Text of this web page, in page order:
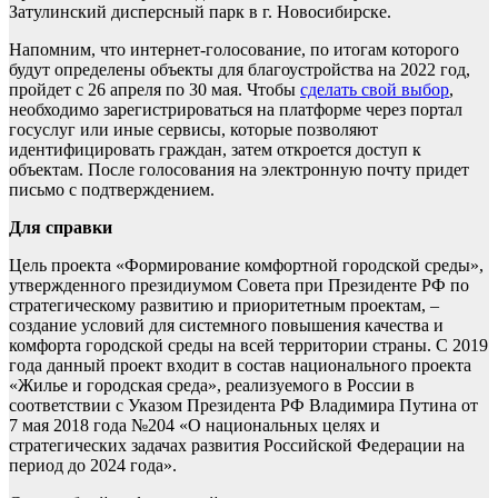
Затулинский дисперсный парк в г. Новосибирске.
Напомним, что интернет-голосование, по итогам которого
будут определены объекты для благоустройства на 2022 год,
пройдет с 26 апреля по 30 мая. Чтобы сделать свой выбор,
необходимо зарегистрироваться на платформе через портал
госуслуг или иные сервисы, которые позволяют
идентифицировать граждан, затем откроется доступ к
объектам. После голосования на электронную почту придет
письмо с подтверждением.
Для справки
Цель проекта «Формирование комфортной городской среды»,
утвержденного президиумом Совета при Президенте РФ по
стратегическому развитию и приоритетным проектам, –
создание условий для системного повышения качества и
комфорта городской среды на всей территории страны. С 2019
года данный проект входит в состав национального проекта
«Жилье и городская среда», реализуемого в России в
соответствии с Указом Президента РФ Владимира Путина от
7 мая 2018 года №204 «О национальных целях и
стратегических задачах развития Российской Федерации на
период до 2024 года».